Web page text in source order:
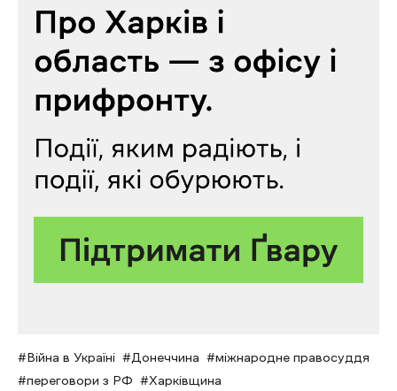
Війна в Україні Донеччина
міжнародне правосуддя
переговори з РФ
Харківщина